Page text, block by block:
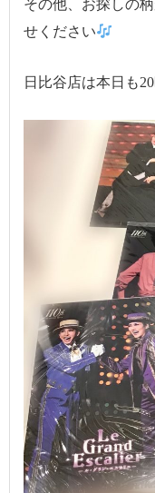
その他、お探しの
せください
日比谷店は本日も